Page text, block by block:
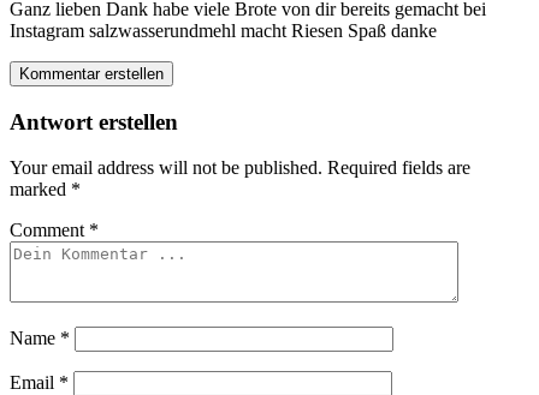
Ganz lieben Dank habe viele Brote von dir bereits gemacht bei
Instagram salzwasserundmehl macht Riesen Spaß danke
Kommentar erstellen
Antwort erstellen
Your email address will not be published. Required fields are
marked *
Comment *
Name *
Email *